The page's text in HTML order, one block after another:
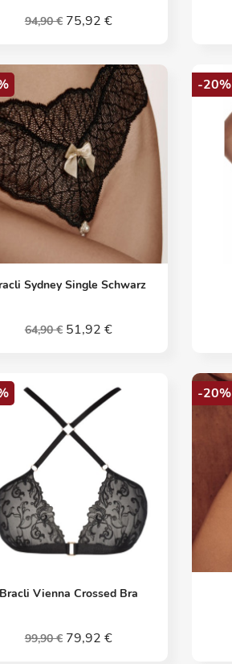
94,90 € 75,92 €
Vorschau
Sydney Single Schwarz
64,90 € 51,92 €
-20%
Vorschau
Vienna Crossed Bra
99,90 € 79,92 €
-20%